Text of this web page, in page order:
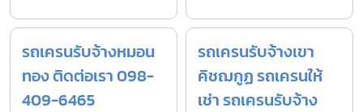
รถเครนรับจ้างหมอน
ทอง ติดต่อเรา 098-
409-6465
รถเครนรับจ้างเขา
คิชฌกูฏ รถเครนให้
เช่า รถเครนรับจ้าง